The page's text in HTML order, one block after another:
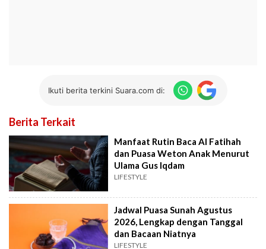
Ikuti berita terkini Suara.com di:
Berita Terkait
Manfaat Rutin Baca Al Fatihah
dan Puasa Weton Anak Menurut
Ulama Gus Iqdam
LIFESTYLE
Jadwal Puasa Sunah Agustus
2026, Lengkap dengan Tanggal
dan Bacaan Niatnya
LIFESTYLE